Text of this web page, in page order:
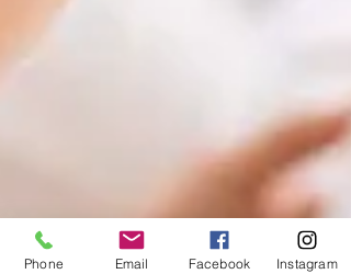
Phone Email Facebook Instagram